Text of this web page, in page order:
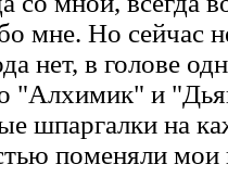
мне. Но сейчас
нет, в голове
"Алхимик" и
шпаргалки на
поменяли мои